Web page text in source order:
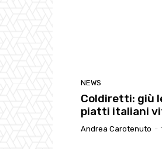
NEWS
Coldiretti: giù
piatti italiani
Andrea Carotenuto -